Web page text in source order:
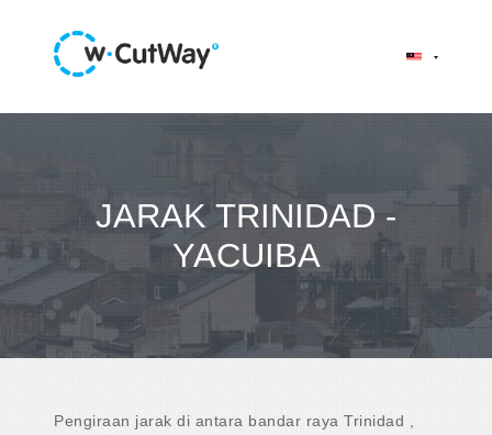
JARAK TRINIDAD -
YACUIBA
Pengiraan jarak di antara bandar raya Trinidad ,